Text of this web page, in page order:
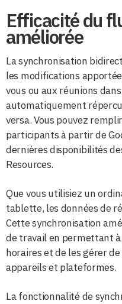
Efficacité du
améliorée
La synchronisation
les modifications
vous ou aux réunions
automatiquement
versa. Vous pouvez
participants à partir de
dernières disponibilités
Resources.
Que vous utilisiez un
tablette, les données de
Cette synchronisation
de travail en permettant
horaires et de les gérer
appareils et plateformes.
La fonctionnalité de